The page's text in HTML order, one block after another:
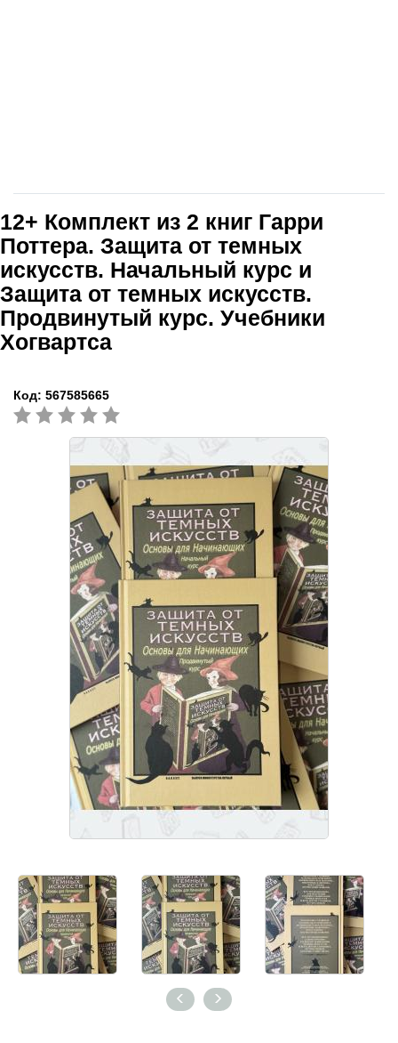
Код: 567585665
12+ Комплект из 2 книг Гарри
Поттера. Защита от темных
искусств. Начальный курс и
Защита от темных искусств.
Продвинутый курс. Учебники
Хогвартса